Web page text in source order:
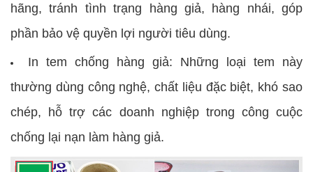
hãng, tránh tình trạng hàng giả, hàng nhái, góp
phần bảo vệ quyền lợi người tiêu dùng.
In tem chống hàng giả: Những loại tem này
thường dùng công nghệ, chất liệu đặc biệt, khó sao
chép, hỗ trợ các doanh nghiệp trong công cuộc
chống lại nạn làm hàng giả.